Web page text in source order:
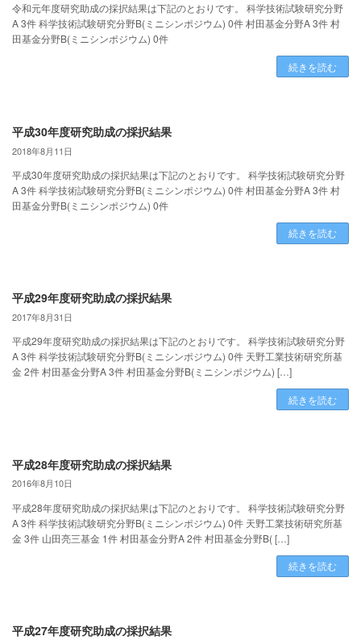
令和元年度研究助成の採択結果は下記のとおりです。 科学技術試験研究分野
A 3件 科学技術試験研究分野B(ミニシンポジウム) 0件 村田基金分野A 3件 村
田基金分野B(ミニシンポジウム) 0件
続きを読む
平成30年度研究助成の採択結果
2018年8月11日
平成30年度研究助成の採択結果は下記のとおりです。 科学技術試験研究分野
A 3件 科学技術試験研究分野B(ミニシンポジウム) 0件 村田基金分野A 3件 村
田基金分野B(ミニシンポジウム) 0件
続きを読む
平成29年度研究助成の採択結果
2017年8月31日
平成29年度研究助成の採択結果は下記のとおりです。 科学技術試験研究分野
A 3件 科学技術試験研究分野B(ミニシンポジウム) 0件 天野工業技術研究所基
金 2件 村田基金分野A 3件 村田基金分野B(ミニシンポジウム) […]
続きを読む
平成28年度研究助成の採択結果
2016年8月10日
平成28年度研究助成の採択結果は下記のとおりです。 科学技術試験研究分野
A 3件 科学技術試験研究分野B(ミニシンポジウム) 0件 天野工業技術研究所基
金 3件 山田亮三基金 1件 村田基金分野A 2件 村田基金分野B( […]
続きを読む
平成27年度研究助成の採択結果